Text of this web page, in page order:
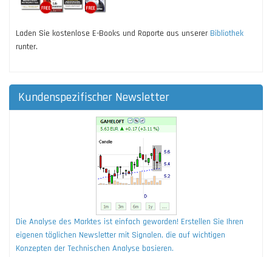
Laden Sie kostenlose E-Books und Raporte aus unserer Bibliothek
runter.
Kundenspezifischer Newsletter
Die Analyse des Marktes ist einfach geworden! Erstellen Sie Ihren
eigenen täglichen Newsletter mit Signalen, die auf wichtigen
Konzepten der Technischen Analyse basieren.